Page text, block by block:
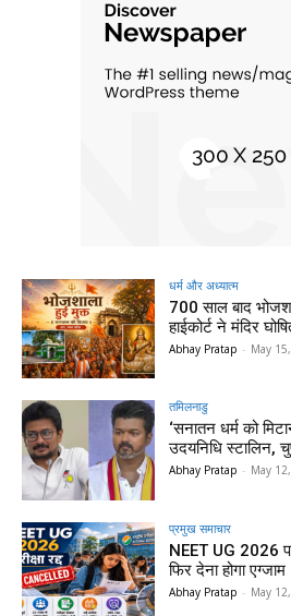
धर्म और अध्यात्म
700 साल बाद
हाईकोर्ट ने मंदिर
Abhay Pratap - May
तमिलनाडु
‘सनातन धर्म को
उदयनिधि स्टालिन,
Abhay Pratap - May
प्रमुख समाचार‎
NEET UG 2026
फिर देना होगा एग्जाम
Abhay Pratap - May